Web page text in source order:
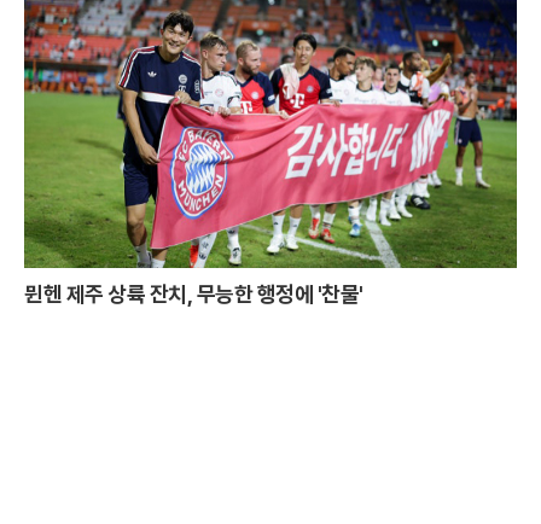
뮌헨 제주 상륙 잔치, 무능한 행정에 '찬물'